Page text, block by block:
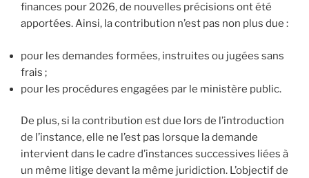
finances pour 2026, de nouvelles précisions ont été
apportées. Ainsi, la contribution n’est pas non plus due :
pour les demandes formées, instruites ou jugées sans
frais ;
pour les procédures engagées par le ministère public.
De plus, si la contribution est due lors de l’introduction
de l’instance, elle ne l’est pas lorsque la demande
intervient dans le cadre d’instances successives liées à
un même litige devant la même juridiction. L’objectif de